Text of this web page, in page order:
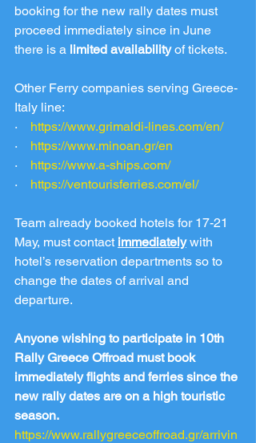
booking for the new rally dates must
proceed immediately since in June
there is a limited availability of tickets.
Other Ferry companies serving Greece-
Italy line:
· https://www.grimaldi-lines.com/en/
· https://www.minoan.gr/en
· https://www.a-ships.com/
· https://ventourisferries.com/el/
Team already booked hotels for 17-21
May, must contact immediately with
hotel’s reservation departments so to
change the dates of arrival and
departure.
Anyone wishing to participate in 10th
Rally Greece Offroad must book
immediately flights and ferries since the
new rally dates are on a high touristic
season.
https://www.rallygreeceoffroad.gr/arrivin